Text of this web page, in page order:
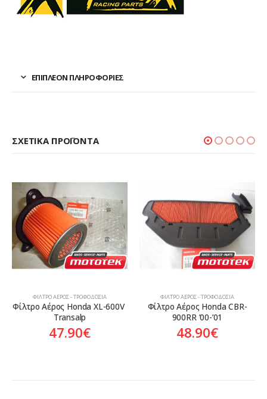
ΕΠΙΠΛΈΟΝ ΠΛΗΡΟΦΟΡΊΕΣ
ΣΧΕΤΙΚΆ ΠΡΟΪΌΝΤΑ
ΦΊΛΤΡΟ ΑΈΡΟΣ - ΤΡΟΦΟΔΟΣΊΑ
Φίλτρο Αέρος Honda XL-600V
Transalp
47.90€
ΦΊΛΤΡΟ ΑΈΡΟΣ - ΤΡΟΦΟΔΟΣΊΑ
Φίλτρο Αέρος Honda CBR-
900RR ’00-’01
48.90€